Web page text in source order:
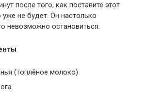
после того, как поставите этот
уже не будет. Он настолько
невозможно остановиться.
(топлёное молоко)